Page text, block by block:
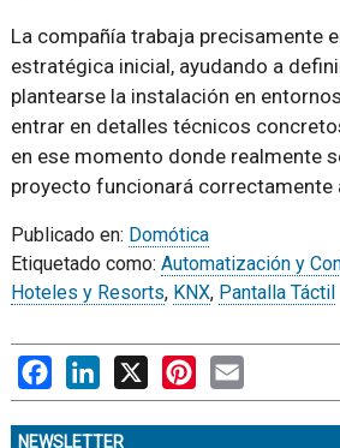
La compañía trabaja precisamente
estratégica inicial, ayudando a
plantearse la instalación en
entrar en detalles técnicos
en ese momento donde realmente
proyecto funcionará correctamente
Publicado en: Domótica
Etiquetado como: Automatización y
Hoteles y Resorts, KNX, Pantalla Táctil
FacebookLinkedIn
X PinterestEmail
NEWSLETTER